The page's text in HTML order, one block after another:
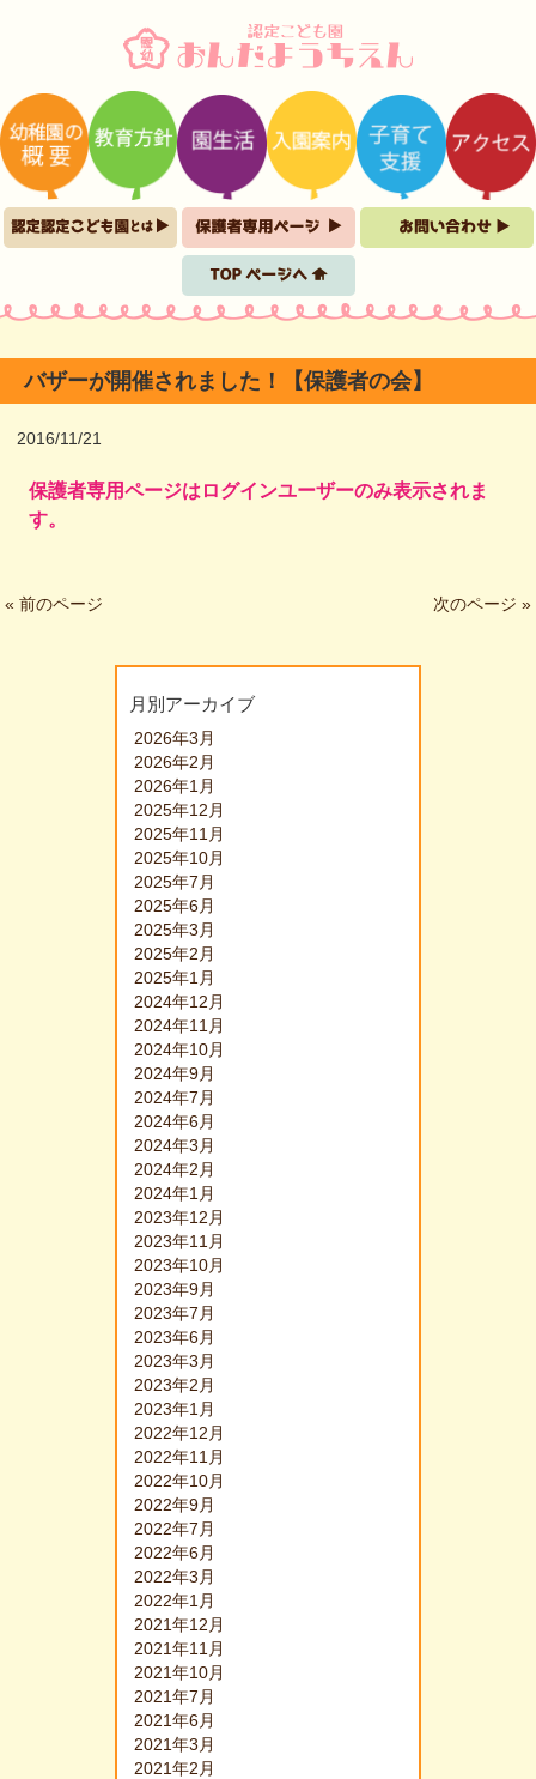
バザーが開催されました！【保護者の会】
2016/11/21
保護者専用ページはログインユーザーのみ表示されま
す。
« 前のページ 次のページ »
月別アーカイブ
2026年3月
2026年2月
2026年1月
2025年12月
2025年11月
2025年10月
2025年7月
2025年6月
2025年3月
2025年2月
2025年1月
2024年12月
2024年11月
2024年10月
2024年9月
2024年7月
2024年6月
2024年3月
2024年2月
2024年1月
2023年12月
2023年11月
2023年10月
2023年9月
2023年7月
2023年6月
2023年3月
2023年2月
2023年1月
2022年12月
2022年11月
2022年10月
2022年9月
2022年7月
2022年6月
2022年3月
2022年1月
2021年12月
2021年11月
2021年10月
2021年7月
2021年6月
2021年3月
2021年2月